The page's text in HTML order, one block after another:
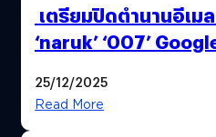
เตรียมปิดตำนานอีเม
‘naruk’ ‘007’
25/12/2025
Read More